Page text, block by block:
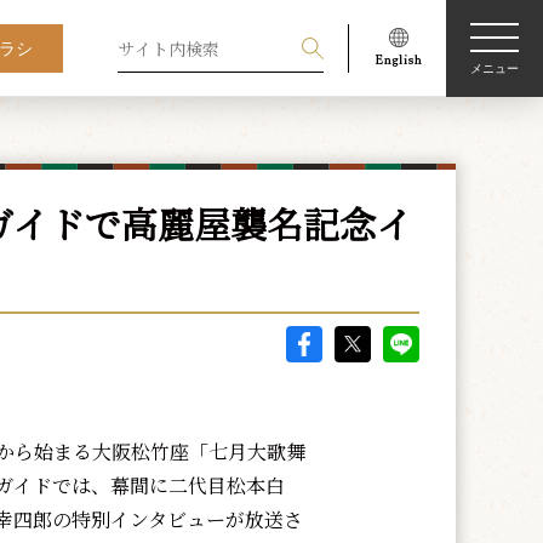
シ
メニュー
ドで高麗屋襲名記念イ
始まる大阪松竹座「七月大歌舞
イドでは、幕間に二代目松本白
四郎の特別インタビューが放送さ